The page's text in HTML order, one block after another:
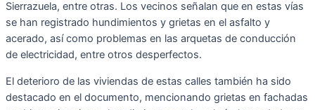
Sierrazuela, entre otras. Los vecinos señalan que en estas vías
se han registrado hundimientos y grietas en el asfalto y
acerado, así como problemas en las arquetas de conducción
de electricidad, entre otros desperfectos.
El deterioro de las viviendas de estas calles también ha sido
destacado en el documento, mencionando grietas en fachadas